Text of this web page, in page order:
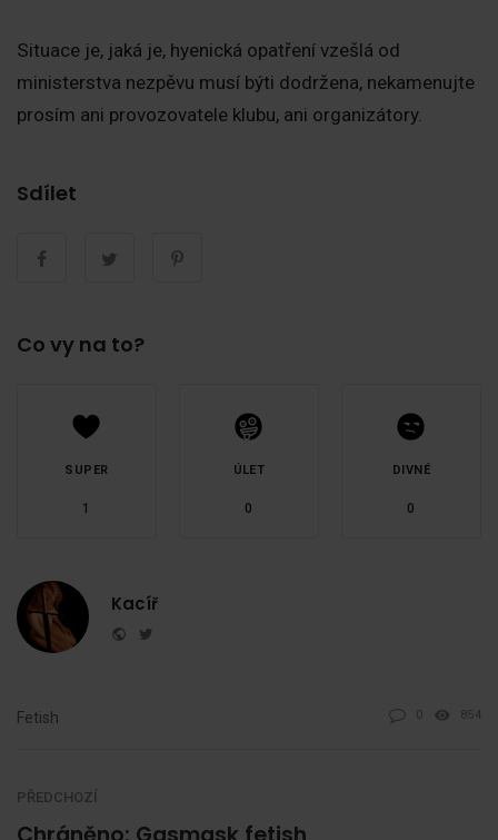
Situace je, jaká je, hyenická opatření vzešlá od
ministerstva nezpěvu musí býti dodržena, nekamenujte
prosím ani provozovatele klubu, ani organizátory.
Sdílet
Co vy na to?
SUPER
1
ÚLET
0
DIVNÉ
0
Kacíř
Website
Fetish 0 854
PŘEDCHOZÍ